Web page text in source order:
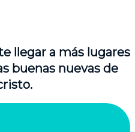
llegar a más lugares
buenas nuevas de